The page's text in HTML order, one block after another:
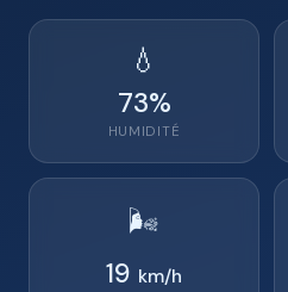
💧
73%
HUMIDITÉ
🌬️
19 km/h